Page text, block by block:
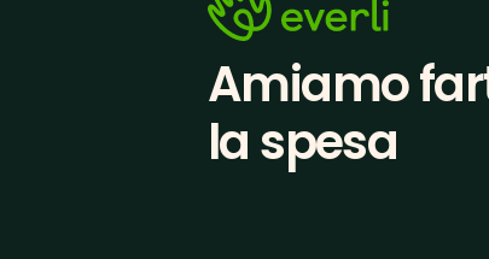
Amiamo
la spesa